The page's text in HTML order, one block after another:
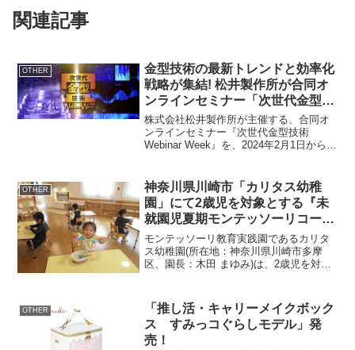
関連記事
OTHER
金型技術の最新トレンドと効率化
戦略が集結! 松井製作所が合同オ
ンラインセミナー「次世代金型技
術 Webinar Week」を開催
株式会社松井製作所が主催する、合同オ
ンラインセミナー『次世代金型技術
Webinar Week』を、2024年2月1日から2
ナー配信市場の変化スピードに合わせ、
金型...
OTHER
神奈川県川崎市「カリタス幼稚
園」にて2歳児を対象とする『未
就園児夏期モンテッソーリコー
ス』を7月・8月に開催
モンテッソーリ教育実践園であるカリタ
ス幼稚園(所在地：神奈川県川崎市多摩
区、園長：木田 まゆみ)は、2歳児を対象
月19日(月)～21日(水)の2回に分け...
OTHER
「推し活・キャリーメイクボック
ス すみっコぐらしモデル」発
売！